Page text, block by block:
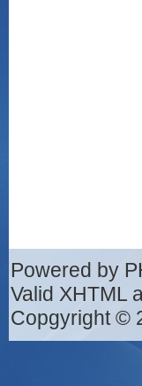
Powered by
Valid XHTML
Copgyright ©